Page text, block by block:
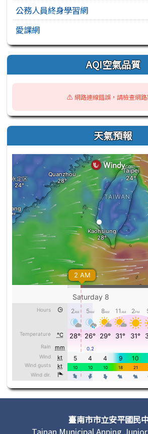
公務人員終身學習網
愛課網
AQI空氣品質
⚠️ 網路連線錯誤，請檢查網路
天氣預報
頁尾區域內容臺南市市立安平國民